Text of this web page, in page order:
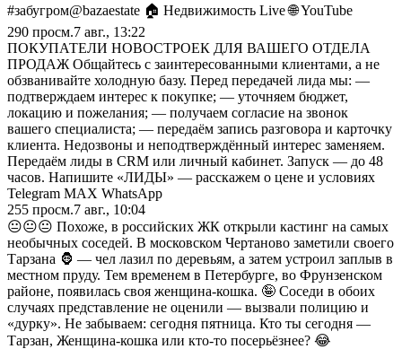
#забугром@bazaestate 🏠 Недвижимость Live 🌐 YouTube
290 просм.7 авг., 13:22
ПОКУПАТЕЛИ НОВОСТРОЕК ДЛЯ ВАШЕГО ОТДЕЛА
ПРОДАЖ Общайтесь с заинтересованными клиентами, а не
обзванивайте холодную базу. Перед передачей лида мы: —
подтверждаем интерес к покупке; — уточняем бюджет,
локацию и пожелания; — получаем согласие на звонок
вашего специалиста; — передаём запись разговора и карточку
клиента. Недозвоны и неподтверждённый интерес заменяем.
Передаём лиды в CRM или личный кабинет. Запуск — до 48
часов. Напишите «ЛИДЫ» — расскажем о цене и условиях
Telegram MAX WhatsApp
255 просм.7 авг., 10:04
😐😐😐 Похоже, в российских ЖК открыли кастинг на самых
необычных соседей. В московском Чертаново заметили своего
Тарзана 🦍 — чел лазил по деревьям, а затем устроил заплыв в
местном пруду. Тем временем в Петербурге, во Фрунзенском
районе, появилась своя женщина-кошка. 🤪 Соседи в обоих
случаях представление не оценили — вызвали полицию и
«дурку». Не забываем: сегодня пятница. Кто ты сегодня —
Тарзан, Женщина-кошка или кто-то посерьёзнее? 😂